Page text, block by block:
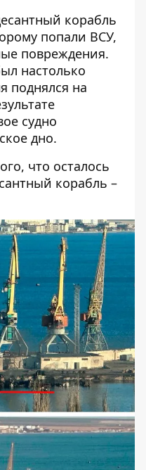
корабль
попали ВСУ,
повреждения.
настолько
поднялся на
судно
дно.
что осталось
корабль –